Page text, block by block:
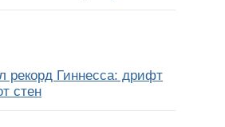
рекорд Гиннесса: дрифт
стен